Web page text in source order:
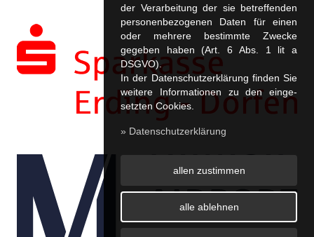
der Verarbeitung der sie betreffenden
personenbezogenen Daten für einen
oder mehrere bestimmte Zwecke
gegeben haben (Art. 6 Abs. 1 lit a
DSGVO).
In der Datenschutzerklärung finden Sie
weitere Informationen zu den ein­ge­
setz­ten Cookies.
» Datenschutzerklärung
allen zustimmen
alle ablehnen